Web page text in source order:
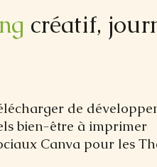
créatif,
de
bien-être à imprimer
Canva pour les